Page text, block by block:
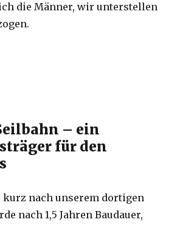
die Männer, wir unterstellen
– ein
für den
kurz nach unserem dortigen
nach 1,5 Jahren Baudauer,